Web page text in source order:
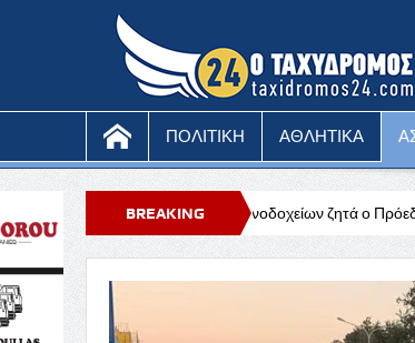
ΠΟΛΙΤΙΚΗ ΑΘΛΗΤΙΚΑ
BREAKING
NEWS
ξενοδοχείων ζητά ο Πρόεδρος ΠΑΣΥΞΕ Πάφου